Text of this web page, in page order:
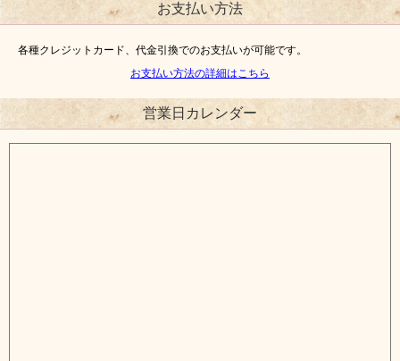
お支払い方法
各種クレジットカード、代金引換でのお支払いが可能です。
お支払い方法の詳細はこちら
営業日カレンダー